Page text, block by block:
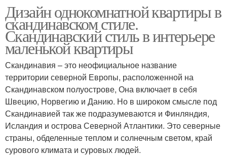
Стиль на примере
скандинавском стиле
Стиль для
однокомнатной
квартиры
Квартира в
скандинавском стиле
Однушка в
скандинавском стиле
Дизайн однокомнатной квартиры в
скандинавском стиле.
Скандинавский стиль в интерьере
маленькой квартиры
Скандинавия – это неофициальное название
территории северной Европы, расположенной на
Скандинавском полуострове, Она включает в себя
Швецию, Норвегию и Данию. Но в широком смысле под
Скандинавией так же подразумеваются и Финляндия,
Исландия и острова Северной Атлантики. Это северные
страны, обделенные теплом и солнечным светом, край
сурового климата и суровых людей.